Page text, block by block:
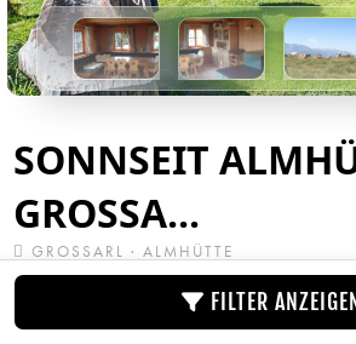
SONNSEIT
GROSSA...
GROSSARL · ALMHÜTTE
Die Sonnseit-Almhütte steht in einer
Grossarl. Die Urlaubshütte bietet
FILTER ANZEIGEN